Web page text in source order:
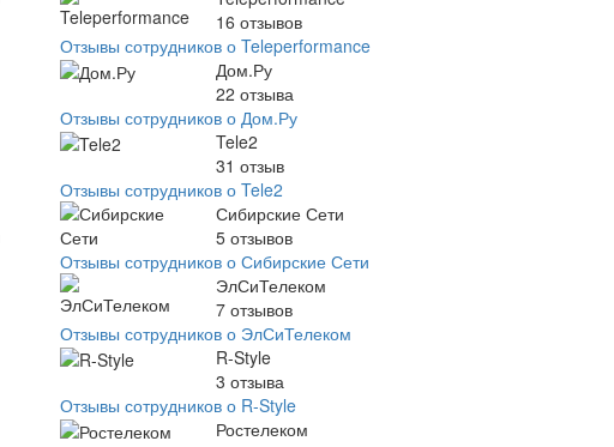
16 отзывов
Отзывы сотрудников о Teleperformance
Дом.Ру
22 отзыва
Отзывы сотрудников о Дом.Ру
Tele2
31 отзыв
Отзывы сотрудников о Tele2
Сибирские Сети
5 отзывов
Отзывы сотрудников о Сибирские Сети
ЭлСиТелеком
7 отзывов
Отзывы сотрудников о ЭлСиТелеком
R-Style
3 отзыва
Отзывы сотрудников о R-Style
Ростелеком